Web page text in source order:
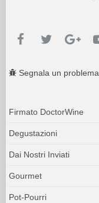
Segnala un problema
Firmato DoctorWine
Degustazioni
Dai Nostri Inviati
Gourmet
Pot-Pourri